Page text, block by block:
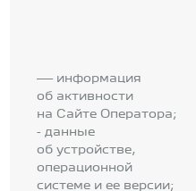
— информация
об активности
на Сайте Оператора;
- данные
об устройстве,
операционной
системе и ее версии;